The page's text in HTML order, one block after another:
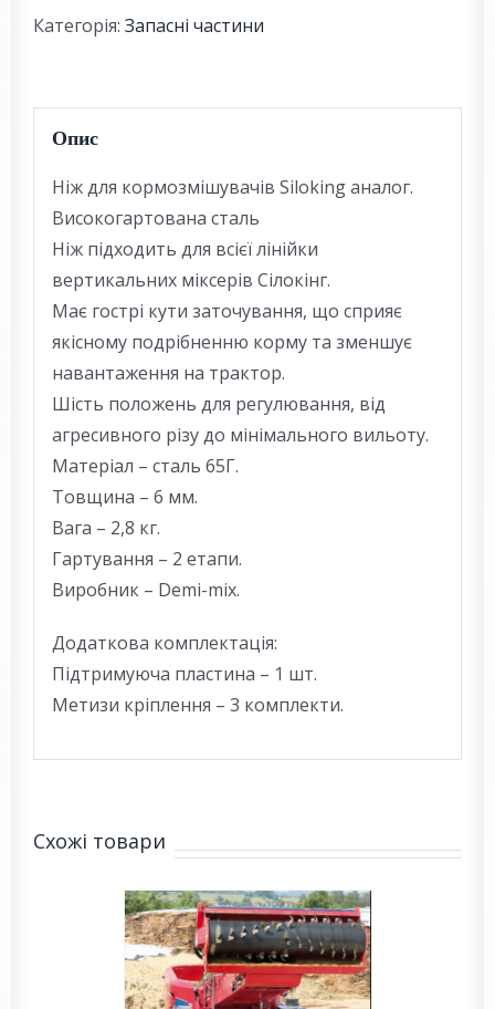
аналог
Категорія: Запасні частини
Опис
Ніж для кормозмішувачів Siloking аналог.
Високогартована сталь
Ніж підходить для всієї лінійки
вертикальних міксерів Сілокінг.
Має гострі кути заточування, що сприяє
якісному подрібненню корму та зменшує
навантаження на трактор.
Шість положень для регулювання, від
агресивного різу до мінімального вильоту.
Матеріал – сталь 65Г.
Товщина – 6 мм.
Вага – 2,8 кг.
Гартування – 2 етапи.
Виробник – Demi-mix.
Додаткова комплектація:
Підтримуюча пластина – 1 шт.
Метизи кріплення – 3 комплекти.
Схожі товари